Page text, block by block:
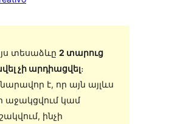
տեսաձևը 2 տարուց
չի արդիացվել։
է, որ այն այլևս
աջակցվում կամ
ինչի